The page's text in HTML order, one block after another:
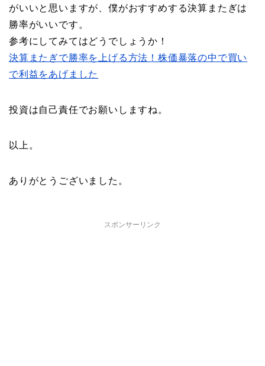
がいいと思いますが、僕がおすすめする決算またぎは
勝率がいいです。
参考にしてみてはどうでしょうか！
決算またぎで勝率を上げる方法！株価暴落の中で買い
で利益をあげました
投資は自己責任でお願いしますね。
以上。
ありがとうございました。
スポンサーリンク